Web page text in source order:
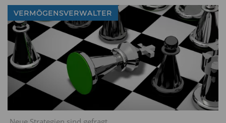
VERMÖGENSVERWALTER